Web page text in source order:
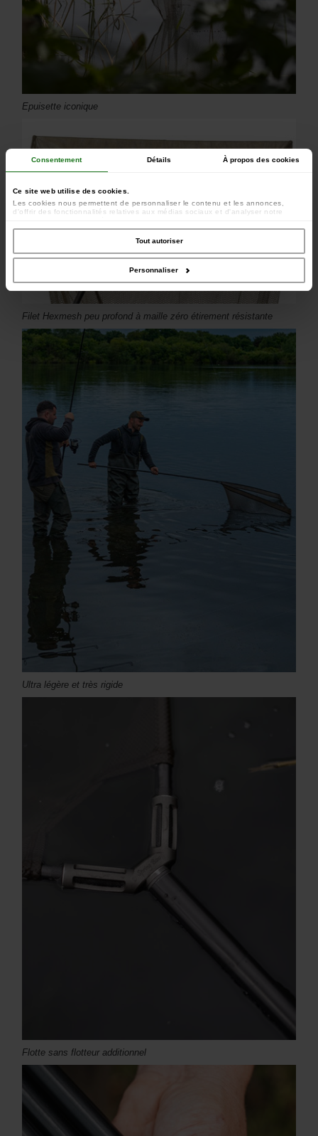
Consentement Détails À propos des cookies
Ce site web utilise des cookies.
Les cookies nous permettent de personnaliser le contenu et les annonces,
d'offrir des fonctionnalités relatives aux médias sociaux et d'analyser notre
avec nos partenaires de médias sociaux, de publicité et d'analyse, qui peuvent
combiner celles-ci avec d'autres informations que vous leur avez fournies ou
qu'ils ont collectées lors de votre utilisation de leurs services.
Tout autoriser
Personnaliser
Epuisette iconique
Filet Hexmesh peu profond à maille zéro étirement résistante
Ultra légère et très rigide
Flotte sans flotteur additionnel